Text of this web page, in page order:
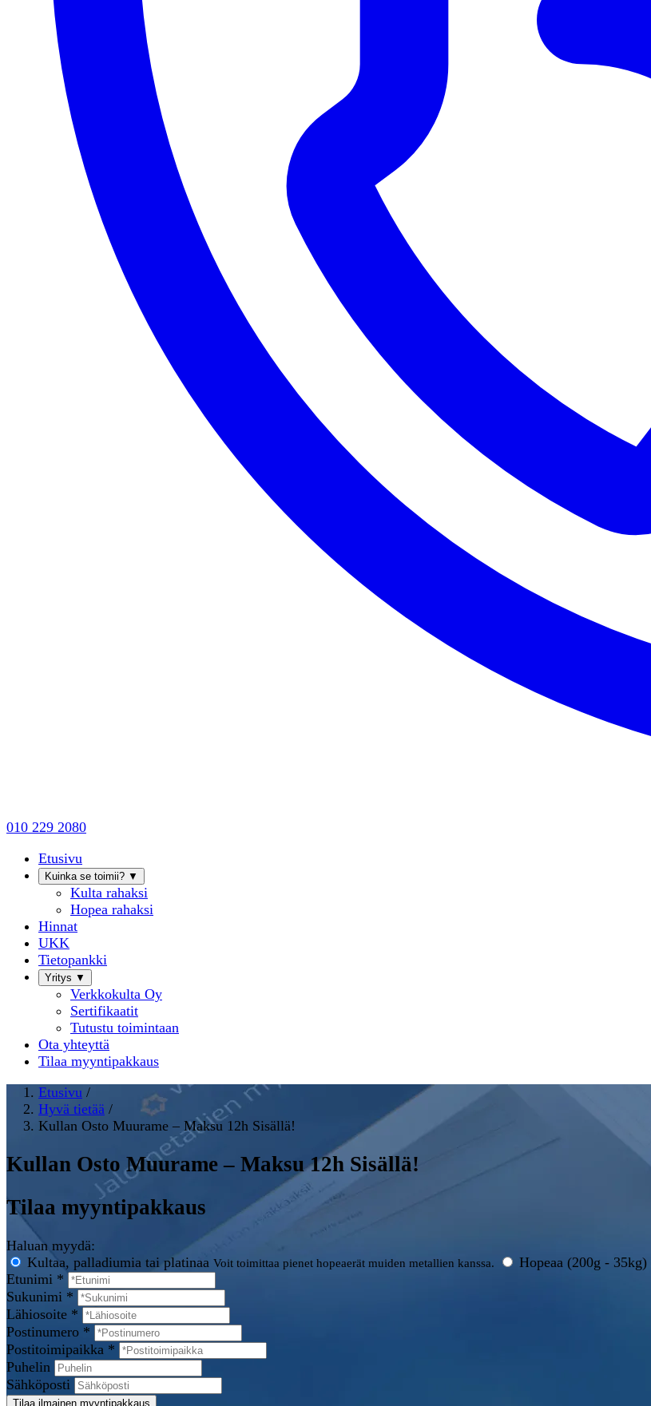
010 229 2080
Etusivu
Kuinka se toimii? ▼
Kulta rahaksi
Hopea rahaksi
Hinnat
UKK
Tietopankki
Yritys ▼
Verkkokulta Oy
Sertifikaatit
Tutustu toimintaan
Ota yhteyttä
Tilaa myyntipakkaus
Etusivu /
Hyvä tietää /
Kullan Osto Muurame – Maksu 12h Sisällä!
Kullan Osto Muurame – Maksu 12h Sisällä!
Tilaa myyntipakkaus
Haluan myydä:
Kultaa, palladiumia tai platinaa Voit toimittaa pienet hopeaerät muiden metallien kanssa. Hopeaa (200g - 35kg)
Etunimi *
Sukunimi *
Lähiosoite *
Postinumero *
Postitoimipaikka *
Puhelin
Sähköposti
Tilaa ilmainen myyntipakkaus